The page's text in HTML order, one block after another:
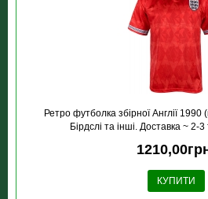
Ретро футболка збірної Англії
Бірдслі та інші. Доставка ~ 2-3
КУПИТИ